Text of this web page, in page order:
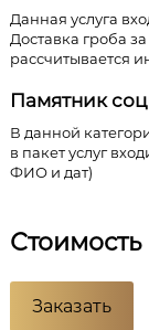
Данная услуга
Доставка гроба
рассчитывается
Памятник
В данной
в пакет услуг
ФИО и дат)
Заказать